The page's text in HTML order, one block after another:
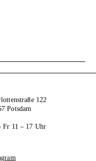
122
Potsdam
Fr 11 – 17 Uhr